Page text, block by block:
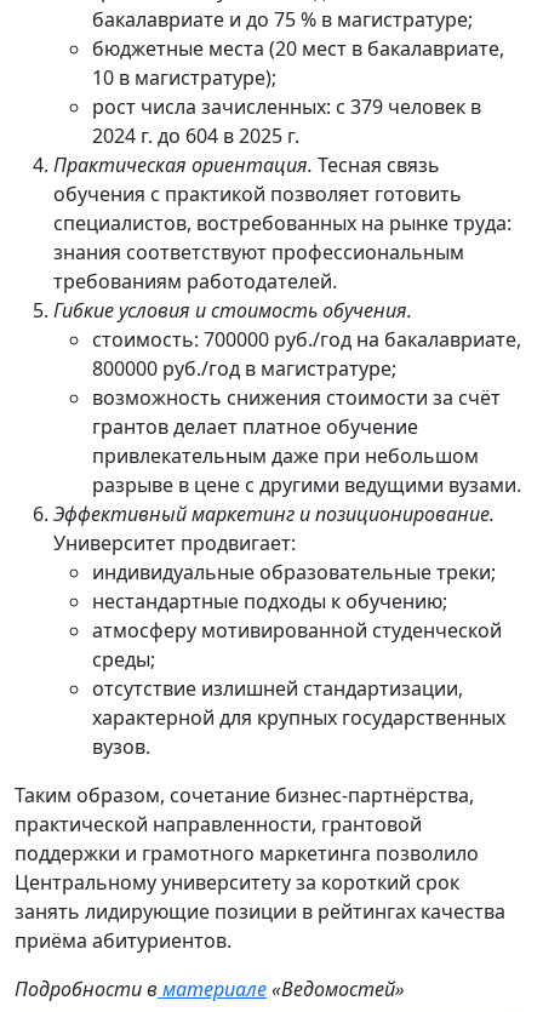
бакалавриате и до 75 % в магистратуре;
бюджетные места (20 мест в бакалавриате,
10 в магистратуре);
рост числа зачисленных: с 379 человек в
2024 г. до 604 в 2025 г.
Практическая ориентация. Тесная связь
обучения с практикой позволяет готовить
специалистов, востребованных на рынке труда:
знания соответствуют профессиональным
требованиям работодателей.
Гибкие условия и стоимость обучения.
стоимость: 700000 руб./год на бакалавриате,
800000 руб./год в магистратуре;
возможность снижения стоимости за счёт
грантов делает платное обучение
привлекательным даже при небольшом
разрыве в цене с другими ведущими вузами.
Эффективный маркетинг и позиционирование.
Университет продвигает:
индивидуальные образовательные треки;
нестандартные подходы к обучению;
атмосферу мотивированной студенческой
среды;
отсутствие излишней стандартизации,
характерной для крупных государственных
вузов.
Таким образом, сочетание бизнес‑партнёрства,
практической направленности, грантовой
поддержки и грамотного маркетинга позволило
Центральному университету за короткий срок
занять лидирующие позиции в рейтингах качества
приёма абитуриентов.
Подробности вматериале«Ведомостей»